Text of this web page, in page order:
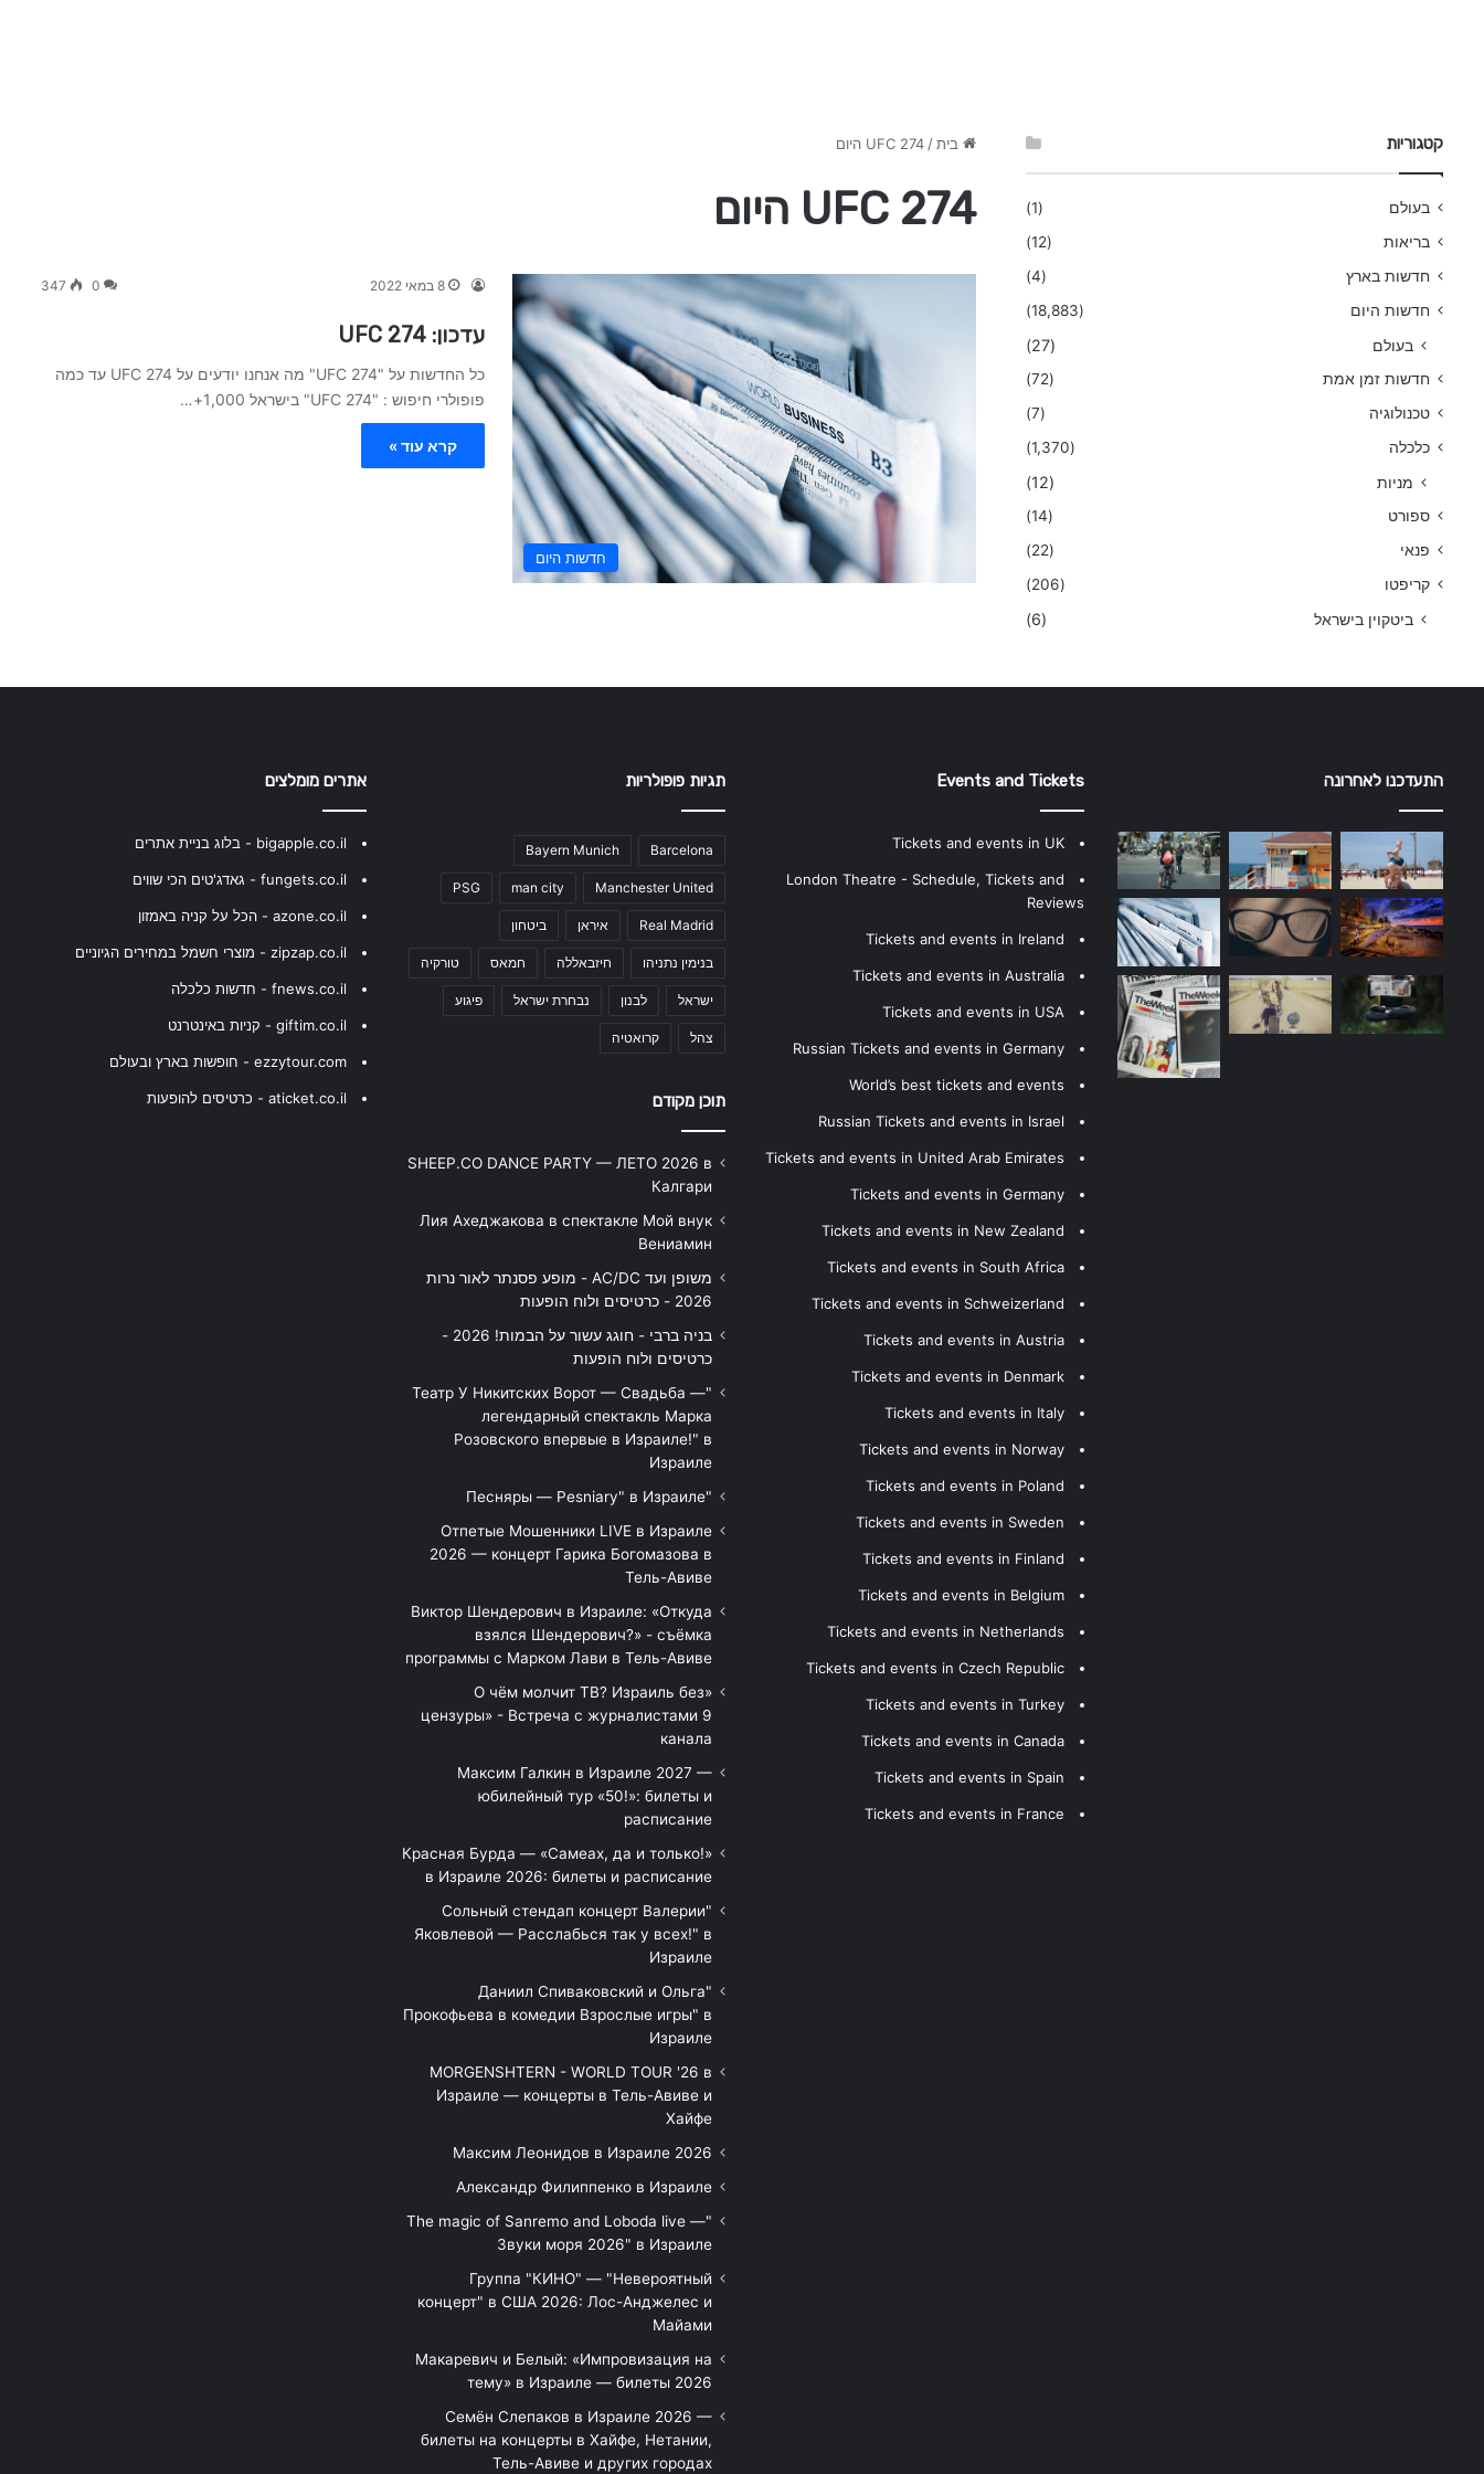
בית / UFC 274 היום
UFC 274 היום
חדשות היום
8 במאי 2022 0
347
עדכון: UFC 274
כל החדשות על "UFC 274" מה אנחנו יודעים על UFC 274 עד כמה
פופולרי חיפוש : "UFC 274" בישראל 1,000+…
קרא עוד »
קטגוריות
בעולם
(1)
בריאות
(12)
חדשות בארץ
(4)
חדשות היום
(18,883)
בעולם (27)
חדשות זמן אמת
(72)
טכנולוגיה
(7)
כלכלה
(1,370)
מניות (12)
ספורט
(14)
פנאי
(22)
קריפטו
(206)
ביטקוין בישראל (6)
התעדכנו לאחרונה Events and Tickets
Tickets and events in UK
London Theatre - Schedule, Tickets and
Reviews
Tickets and events in Ireland
Tickets and events in Australia
Tickets and events in USA
Russian Tickets and events in Germany
World’s best tickets and events
Russian Tickets and events in Israel
Tickets and events in United Arab Emirates
Tickets and events in Germany
Tickets and events in New Zealand
Tickets and events in South Africa
Tickets and events in Schweizerland
Tickets and events in Austria
Tickets and events in Denmark
Tickets and events in Italy
Tickets and events in Norway
Tickets and events in Poland
Tickets and events in Sweden
Tickets and events in Finland
Tickets and events in Belgium
Tickets and events in Netherlands
Tickets and events in Czech Republic
Tickets and events in Turkey
Tickets and events in Canada
Tickets and events in Spain
Tickets and events in France
תגיות פופולריות
Barcelona
Bayern Munich
Manchester United
man city
PSG
Real Madrid איראן ביטחון
בנימין נתניהו חיזבאללה חמאס טורקיה
ישראל לבנון נבחרת ישראל פיגוע
צהל קרואטיה
תוכן מקודם
SHEEP.CO DANCE PARTY — ЛЕТО 2026 в
Калгари
Лия Ахеджакова в спектакле Мой внук
Вениамин
משופן ועד AC/DC - מופע פסנתר לאור נרות
2026 - כרטיסים ולוח הופעות
בניה ברבי - חוגג עשור על הבמות! 2026 -
כרטיסים ולוח הופעות
"Театр У Никитских Ворот — Свадьба —
легендарный спектакль Марка
Розовского впервые в Израиле!" в
Израиле
"Песняры — Pesniary" в Израиле
Отпетые Мошенники LIVE в Израиле
2026 — концерт Гарика Богомазова в
Тель-Авиве
Виктор Шендерович в Израиле: «Откуда
взялся Шендерович?» - съёмка
программы с Марком Лави в Тель-Авиве
«О чём молчит ТВ? Израиль без
цензуры» - Встреча с журналистами 9
канала
Максим Галкин в Израиле 2027 —
юбилейный тур «50!»: билеты и
расписание
Красная Бурда — «Самеах, да и только!»
в Израиле 2026: билеты и расписание
"Сольный стендап концерт Валерии
Яковлевой — Расслабься так у всех!" в
Израиле
"Даниил Спиваковский и Ольга
Прокофьева в комедии Взрослые игры" в
Израиле
MORGENSHTERN - WORLD TOUR '26 в
Израиле — концерты в Тель-Авиве и
Хайфе
Максим Леонидов в Израиле 2026
Александр Филиппенко в Израиле
"The magic of Sanremo and Loboda live —
Звуки моря 2026" в Израиле
Группа "КИНО" — "Невероятный
концерт" в США 2026: Лос-Анджелес и
Майами
Макаревич и Белый: «Импровизация на
тему» в Израиле — билеты 2026
Семён Слепаков в Израиле 2026 —
билеты на концерты в Хайфе, Нетании,
Тель-Авиве и других городах
אתרים מומלצים
bigapple.co.il - בלוג בניית אתרים
fungets.co.il - גאדג'טים הכי שווים
azone.co.il - הכל על קניה באמזון
zipzap.co.il - מוצרי חשמל במחירים הגיוניים
fnews.co.il - חדשות כלכלה
giftim.co.il - קניות באינטרנט
ezzytour.com - חופשות בארץ ובעולם
aticket.co.il - כרטיסים להופעות